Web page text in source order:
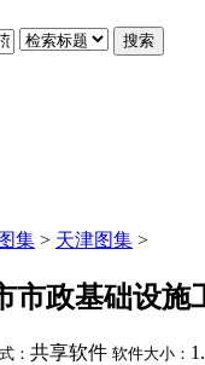
搜索
集 > 天津图集 >
市政基础设
： 共享软件 软件大小：